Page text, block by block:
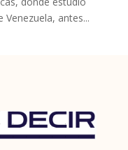
Venezuela, antes...